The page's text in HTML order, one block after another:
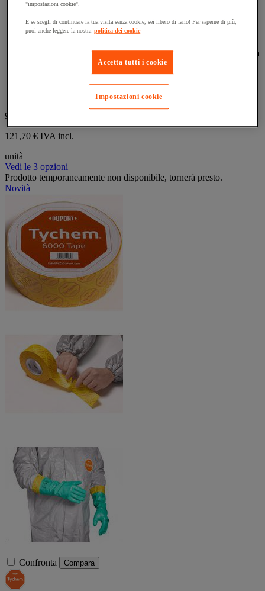
stelle.
La tuta Tychem 6000 SFR è progettata per ambienti
professionali esposti a rischi chimici e termici. Coniuga una
protezione efficace contro numerosi agenti chimici liquidi con
sopra indumenti di protezione adatti per rafforzare la sicurezza
senza ostacolare i movimenti. Il materiale offre una barriera
contro la permeazione di numerosi prodotti chimici per una
durata limitata. Prodotto leggero e resistente che garantisce
comfort e libertà di movimento durante gli interventi.
99,75 €
121,70 € IVA incl.
unità
Vedi le 3 opzioni
Prodotto temporaneamente non disponibile, tornerà presto.
Novità
Confronta Compara
"impostazioni cookie".
E se scegli di continuare la tua visita senza cookie, sei libero di farlo! Per saperne di più,
puoi anche leggere la nostra politica dei cookie
Accetta tutti i cookie
Impostazioni cookie